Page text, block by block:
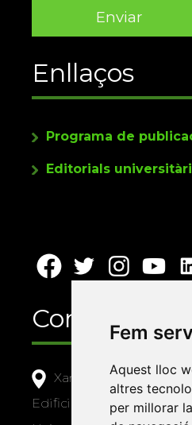
Fem
Aquest lloc
altres
per millorar
Enllaços
Programa de
Editorials
Contacte
Xarxa Vives
Edifici Àgora